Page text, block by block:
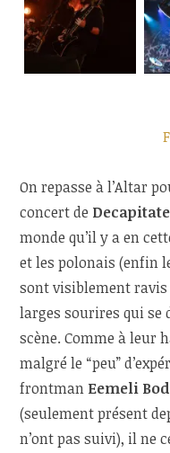
On repasse à l’Altar
concert de
monde qu’il y a en
et les polonais (enfin
sont visiblement ravis
larges sourires qui se
scène. Comme à leur
malgré le “peu”
frontman Eemeli
(seulement présent
n’ont pas suivi), il ne